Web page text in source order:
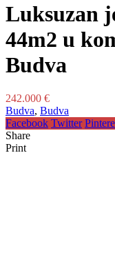
Luksuzan
44m2 u
Budva
242.000 €
Budva, Budva
Facebook Twitter
Share
Print